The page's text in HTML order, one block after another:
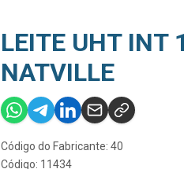
LEITE UHT INT
NATVILLE
Código do Fabricante: 40
Código: 11434